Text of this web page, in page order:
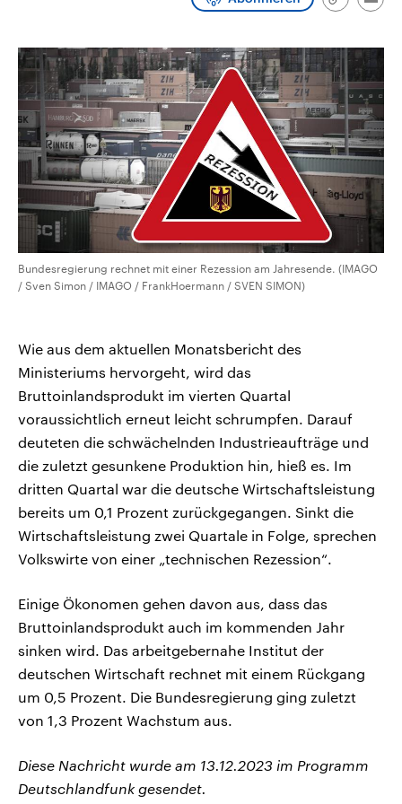
und Hintergründe zu den Parteien
und Kandidaten der anstehenden
Wahl.
aktuelle Weltgeschehen.
Sendungen Programm Podcasts
Audio-Archiv
Link
Bundesregierung rechnet mit einer Rezession am Jahresende. (IMAGO
/ Sven Simon / IMAGO / FrankHoermann / SVEN SIMON)
Wie aus dem aktuellen Monatsbericht des
Ministeriums hervorgeht, wird das
Bruttoinlandsprodukt im vierten Quartal
voraussichtlich erneut leicht schrumpfen. Darauf
deuteten die schwächelnden Industrieaufträge und
die zuletzt gesunkene Produktion hin, hieß es. Im
dritten Quartal war die deutsche Wirtschaftsleistung
bereits um 0,1 Prozent zurückgegangen. Sinkt die
Wirtschaftsleistung zwei Quartale in Folge, sprechen
Volkswirte von einer „technischen Rezession“.
Einige Ökonomen gehen davon aus, dass das
Bruttoinlandsprodukt auch im kommenden Jahr
sinken wird. Das arbeitgebernahe Institut der
deutschen Wirtschaft rechnet mit einem Rückgang
um 0,5 Prozent. Die Bundesregierung ging zuletzt
von 1,3 Prozent Wachstum aus.
Diese Nachricht wurde am 13.12.2023 im Programm
Deutschlandfunk gesendet.